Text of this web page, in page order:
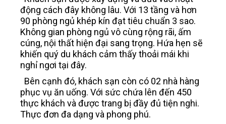
động cách đây không lâu. Với 13 tầng và hơn
90 phòng ngủ khép kín đạt tiêu chuẩn 3 sao.
Không gian phòng ngủ vô cùng rộng rãi, ấm
cúng, nội thất hiện đại sang trọng. Hứa hẹn sẽ
khiến quý du khách cảm thấy thoải mái khi
nghỉ ngơi tại đây.
Bên cạnh đó, khách sạn còn có 02 nhà hàng
phục vụ ăn uống. Với sức chứa lên đến 450
thực khách và được trang bị đầy đủ tiện nghi.
Thực đơn đa dạng và phong phú.